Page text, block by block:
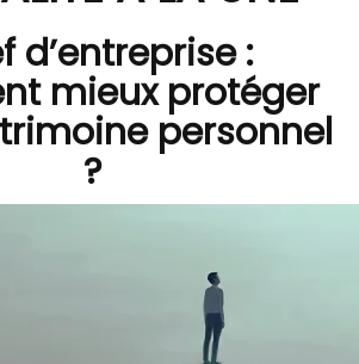
d’entreprise :
mieux protéger
personnel
?